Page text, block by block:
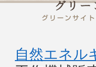
自然エネル